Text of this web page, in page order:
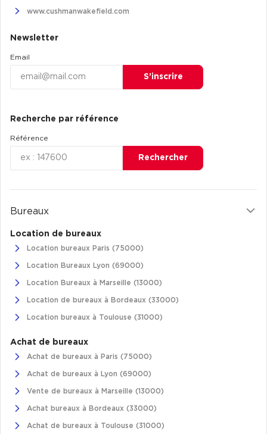
www.cushmanwakefield.com
Newsletter
Email
S’inscrire
Recherche par référence
Référence
Rechercher
Bureaux
Location de bureaux
Location bureaux Paris (75000)
Location Bureaux Lyon (69000)
Location Bureaux à Marseille (13000)
Location de bureaux à Bordeaux (33000)
Location bureaux à Toulouse (31000)
Achat de bureaux
Achat de bureaux à Paris (75000)
Achat de bureaux à Lyon (69000)
Vente de bureaux à Marseille (13000)
Achat bureaux à Bordeaux (33000)
Achat de bureaux à Toulouse (31000)